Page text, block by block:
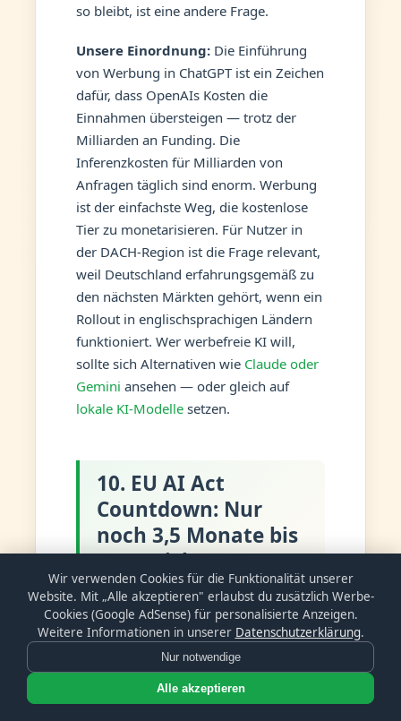
so bleibt, ist eine andere Frage.
Unsere Einordnung:Die Einführung
von Werbung in ChatGPT ist ein Zeichen
dafür, dass OpenAIs Kosten die
Einnahmen übersteigen — trotz der
Milliarden an Funding. Die
Inferenzkosten für Milliarden von
Anfragen täglich sind enorm. Werbung
ist der einfachste Weg, die kostenlose
Tier zu monetarisieren. Für Nutzer in
der DACH-Region ist die Frage relevant,
weil Deutschland erfahrungsgemäß zu
den nächsten Märkten gehört, wenn ein
Rollout in englischsprachigen Ländern
funktioniert. Wer werbefreie KI will,
sollte sich Alternativen wie Claude oder
Gemini ansehen — oder gleich auf
lokale KI-Modellesetzen.
10. EU AI Act
Countdown: Nur
noch 3,5 Monate bis
zum Stichtag
DerEU AI Acttritt am 2. August 2026
mit seinen strengsten Regeln in Kraft —
und viele europäische Unternehmen
sind noch nicht vorbereitet. Die Uhr
tickt: Nur noch3,5 Monatebleiben, um
Wir verwenden Cookies für die Funktionalität unserer
Website. Mit „Alle akzeptieren" erlaubst du zusätzlich Werbe-
Cookies (Google AdSense) für personalisierte Anzeigen.
Weitere Informationen in unserer Datenschutzerklärung.
Nur notwendige
Alle akzeptieren